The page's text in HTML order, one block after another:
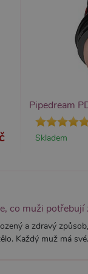
Skladem
co muži
a zdravý
Každý muž má